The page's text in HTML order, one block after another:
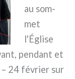
au som­
met
l'Église
pen­dant et
– 24 février sur